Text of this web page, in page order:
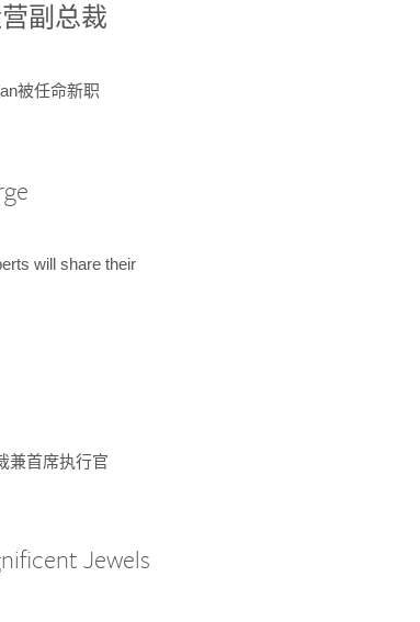
副总裁
被任命新职
will share their
兼首席执行官
Jewels